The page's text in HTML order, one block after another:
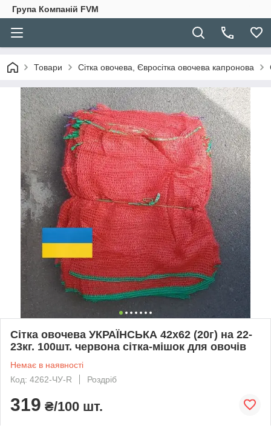
Група Компаній FVM
Товари Сітка овочева, Євросітка овочева капронова
Сітка овочева УКРАЇНСЬКА 42х62 (20г) на 22-
23кг. 100шт. червона сітка-мішок для овочів
Немає в наявності
Код: 4262-ЧУ-R
Роздріб
319 ₴/100 шт.